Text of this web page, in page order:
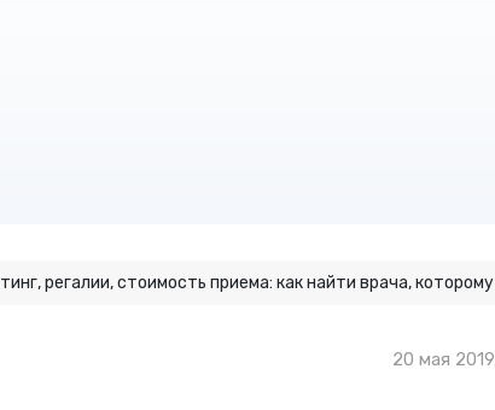
регалии, стоимость приема: как найти врача,
20 мая